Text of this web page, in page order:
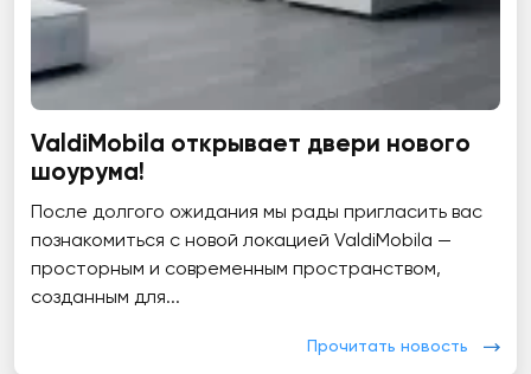
ValdiMobila открывает двери нового
шоурума!
После долгого ожидания мы рады пригласить вас
познакомиться с новой локацией ValdiMobila —
просторным и современным пространством,
созданным для...
Прочитать новость